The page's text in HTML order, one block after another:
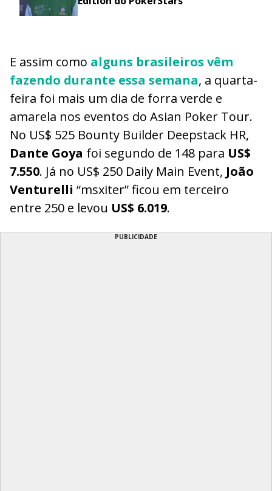
E assim como alguns brasileiros vêm
fazendo durante essa semana, a quarta-
feira foi mais um dia de forra verde e
amarela nos eventos do Asian Poker Tour.
No US$ 525 Bounty Builder Deepstack HR,
Dante Goya foi segundo de 148 para US$
7.550. Já no US$ 250 Daily Main Event, João
Venturelli “msxiter” ficou em terceiro
entre 250 e levou US$ 6.019.
PUBLICIDADE